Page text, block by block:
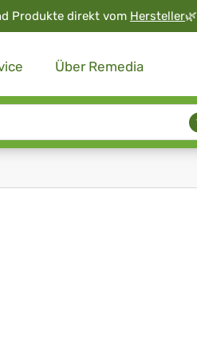
Produkte direkt vom Hersteller🌿
Über Remedia